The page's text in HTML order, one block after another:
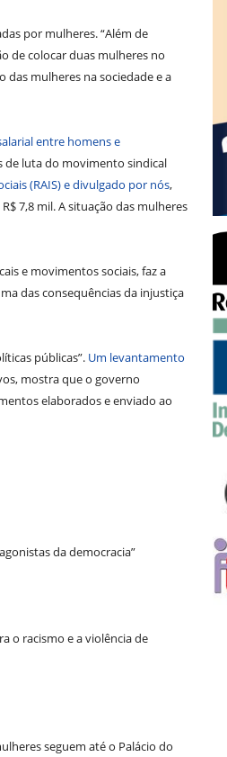
por mulheres. “Além de
de colocar duas mulheres no
das mulheres na sociedade e a
entre homens e
de luta do movimento sindical
(RAIS) e divulgado por nós,
7,8 mil. A situação das mulheres
e movimentos sociais, faz a
das consequências da injustiça
públicas”. Um levantamento
mostra que o governo
elaborados e enviado ao
da democracia”
o racismo e a violência de
seguem até o Palácio do